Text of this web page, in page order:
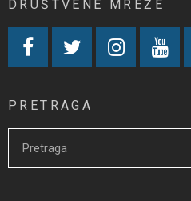
DRUŠTVENE MREŽE
PRETRAGA